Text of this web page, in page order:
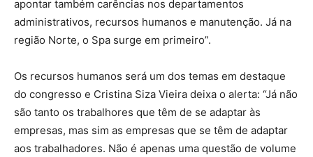
apontar também carências nos departamentos
administrativos, recursos humanos e manutenção. Já na
região Norte, o Spa surge em primeiro”.
Os recursos humanos será um dos temas em destaque
do congresso e Cristina Siza Vieira deixa o alerta: “Já não
são tanto os trabalhores que têm de se adaptar às
empresas, mas sim as empresas que se têm de adaptar
aos trabalhadores. Não é apenas uma questão de volume